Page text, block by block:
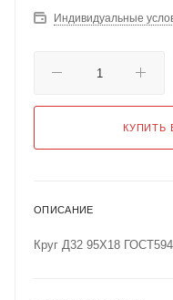
Индивидуальные
КУПИТЬ
ОПИСАНИЕ
Круг Д32 95Х18